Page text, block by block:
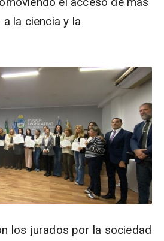
la ciencia y la
los jurados por la sociedad